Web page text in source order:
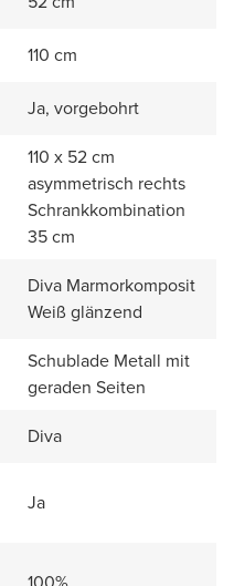
110 cm
Ja, vorgebohrt
110 x 52 cm
asymmetrisch rechts
Schrankkombination
35 cm
Diva Marmorkomposit
Weiß glänzend
Schublade Metall mit
geraden Seiten
Diva
Ja